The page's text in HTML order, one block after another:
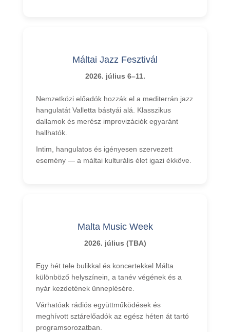
Máltai Jazz Fesztivál
2026. július 6–11.
Nemzetközi előadók hozzák el a mediterrán jazz
hangulatát Valletta bástyái alá. Klasszikus
dallamok és merész improvizációk egyaránt
hallhatók.
Intim, hangulatos és igényesen szervezett
esemény — a máltai kulturális élet igazi ékköve.
Malta Music Week
2026. július (TBA)
Egy hét tele bulikkal és koncertekkel Málta
különböző helyszínein, a tanév végének és a
nyár kezdetének ünneplésére.
Várhatóak rádiós együttműködések és
meghívott sztárelőadók az egész héten át tartó
programsorozatban.